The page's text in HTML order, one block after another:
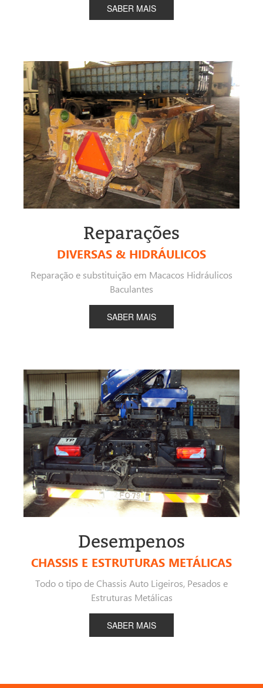
SABER MAIS
Reparações
DIVERSAS & HIDRÁULICOS
Reparação e substituição em Macacos Hidráulicos
Baculantes
SABER MAIS
Desempenos
CHASSIS E ESTRUTURAS METÁLICAS
Todo o tipo de Chassis Auto Ligeiros, Pesados e
Estruturas Metálicas
SABER MAIS